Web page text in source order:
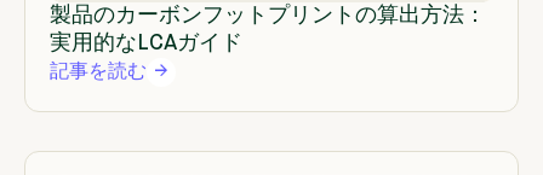
製品のカーボンフットプリントの算出方法：
実用的なLCAガイド
記事を読む